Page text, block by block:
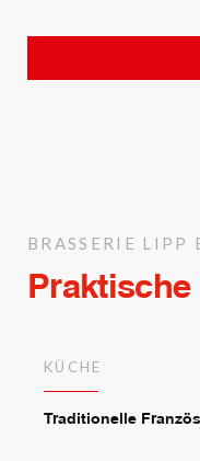
BRASSERIE LIPP
Praktische
KÜCHE
Traditionelle